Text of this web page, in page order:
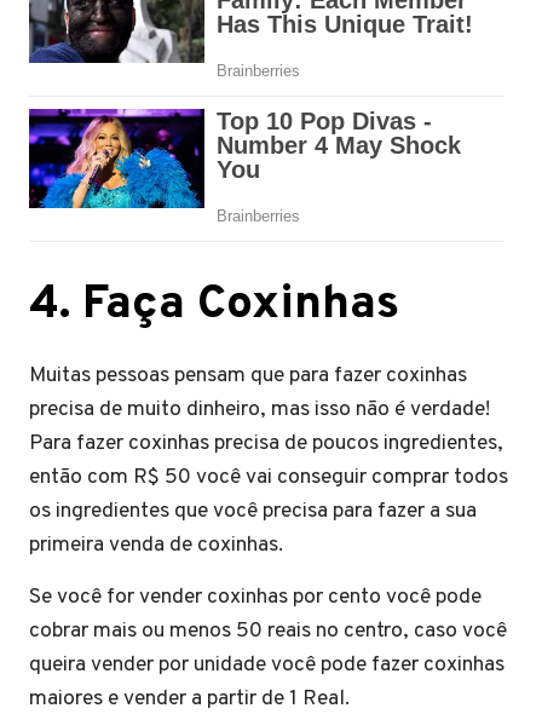
4. Faça Coxinhas
Muitas pessoas pensam que para fazer coxinhas
precisa de muito dinheiro, mas isso não é verdade!
Para fazer coxinhas precisa de poucos ingredientes,
então com R$ 50 você vai conseguir comprar todos
os ingredientes que você precisa para fazer a sua
primeira venda de coxinhas.
Se você for vender coxinhas por cento você pode
cobrar mais ou menos 50 reais no centro, caso você
queira vender por unidade você pode fazer coxinhas
maiores e vender a partir de 1 Real.